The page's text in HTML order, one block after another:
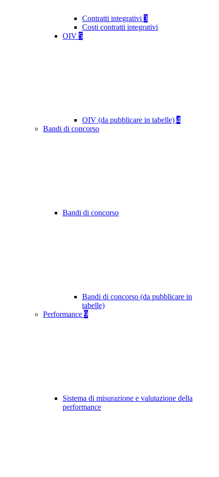
Contratti integrativi 3
Costi contratti integrativi
OIV 5
OIV (da pubblicare in tabelle) 4
Bandi di concorso
Bandi di concorso
Bandi di concorso (da pubblicare in
tabelle)
Performance 9
Sistema di misurazione e valutazione della
performance